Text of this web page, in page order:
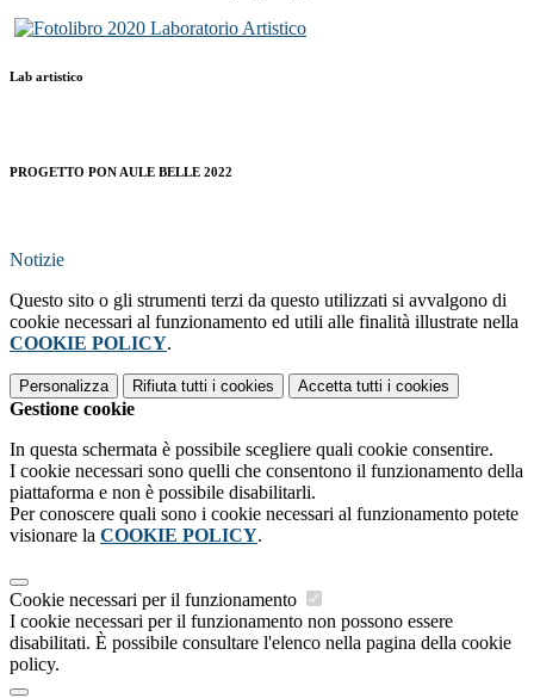
Lab artistico
PROGETTO PON AULE BELLE 2022
Notizie
Questo sito o gli strumenti terzi da questo utilizzati si avvalgono di
cookie necessari al funzionamento ed utili alle finalità illustrate nella
COOKIE POLICY.
Personalizza Rifiuta tutti i cookies Accetta tutti i cookies
Gestione cookie
In questa schermata è possibile scegliere quali cookie consentire.
I cookie necessari sono quelli che consentono il funzionamento della
piattaforma e non è possibile disabilitarli.
Per conoscere quali sono i cookie necessari al funzionamento potete
visionare la COOKIE POLICY.
Cookie necessari per il funzionamento
I cookie necessari per il funzionamento non possono essere
disabilitati. È possibile consultare l'elenco nella pagina della cookie
policy.